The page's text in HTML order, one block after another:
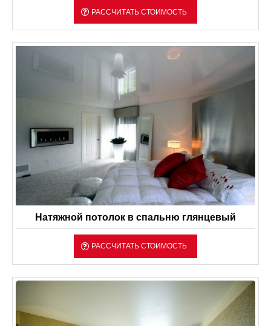
РАССЧИТАТЬ СТОИМОСТЬ
Натяжной потолок в спальню глянцевый
РАССЧИТАТЬ СТОИМОСТЬ